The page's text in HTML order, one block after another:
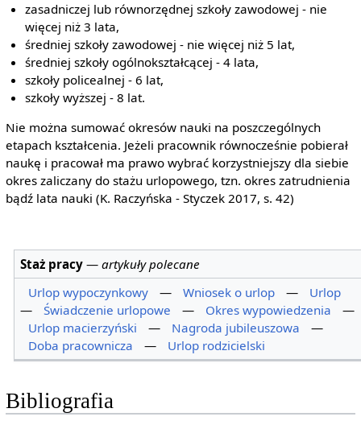
zasadniczej lub równorzędnej szkoły zawodowej - nie
więcej niż 3 lata,
średniej szkoły zawodowej - nie więcej niż 5 lat,
średniej szkoły ogólnokształcącej - 4 lata,
szkoły policealnej - 6 lat,
szkoły wyższej - 8 lat.
Nie można sumować okresów nauki na poszczególnych
etapach kształcenia. Jeżeli pracownik równocześnie pobierał
naukę i pracował ma prawo wybrać korzystniejszy dla siebie
okres zaliczany do stażu urlopowego, tzn. okres zatrudnienia
bądź lata nauki (K. Raczyńska - Styczek 2017, s. 42)
Staż pracy —artykuły polecane
Urlop wypoczynkowy
— Wniosek o urlop —
Urlop
—
Świadczenie urlopowe — Okres wypowiedzenia
—
Urlop macierzyński
— Nagroda jubileuszowa
—
Doba pracownicza
— Urlop rodzicielski
Bibliografia